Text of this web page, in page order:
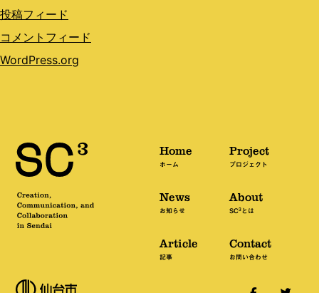
投稿フィード
コメントフィード
WordPress.org
Home
ホーム
News
お知らせ
Article
記事
Project
プロジェクト
About
SC3とは
Contact
お問い合わせ